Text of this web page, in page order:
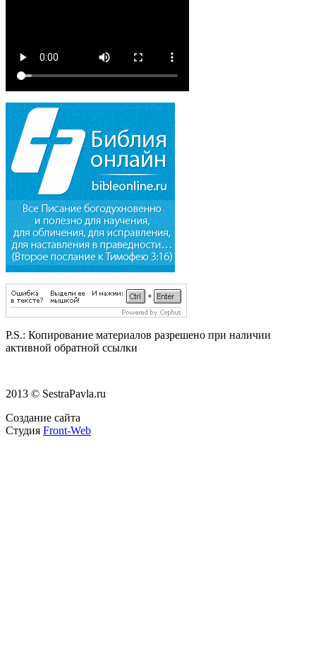
P.S.: Копирование материалов разрешено при наличии
активной обратной ссылки
2013 © SestraPavla.ru
Создание сайта
Студия Front-Web